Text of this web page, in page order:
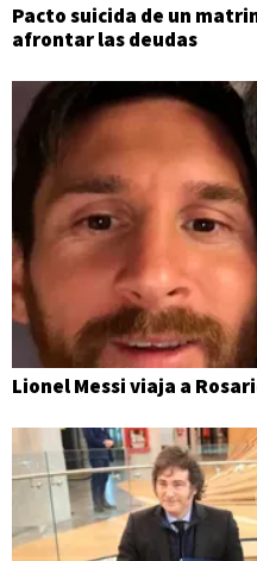
Pacto suicida de un
afrontar las deudas
Lionel Messi viaja a